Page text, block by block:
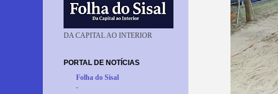
DA CAPITAL AO INTERIOR
PORTAL DE NOTÍCIAS
Folha do Sisal
-